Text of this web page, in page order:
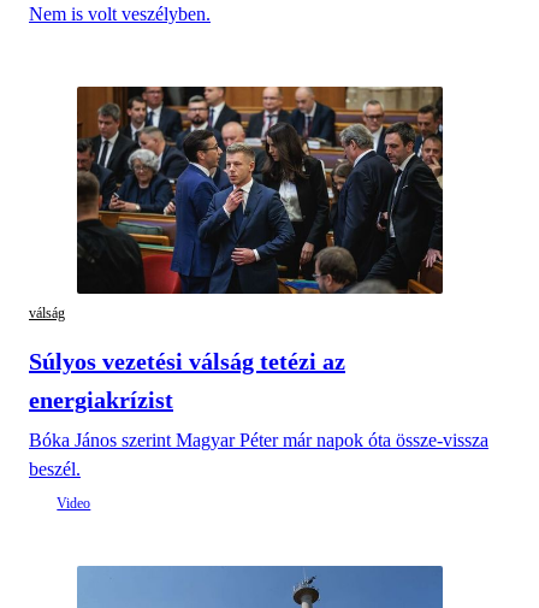
Nem is volt veszélyben.
válság
Súlyos vezetési válság tetézi az
energiakrízist
Bóka János szerint Magyar Péter már napok óta össze-vissza
beszél.